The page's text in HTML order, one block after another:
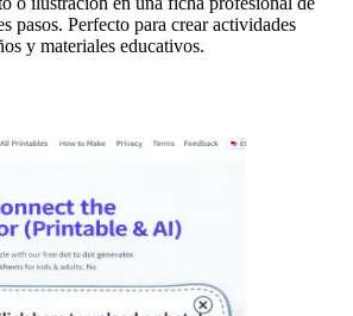
pasos. Perfecto para crear actividades
y materiales educativos.